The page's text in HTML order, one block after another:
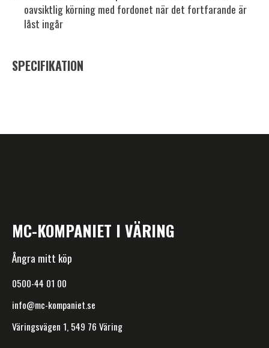
oavsiktlig körning med fordonet när det fortfarande är
låst ingår
SPECIFIKATION
MC-KOMPANIET I VÄRING
Ångra mitt köp
0500-44 01 00
info@mc-kompaniet.se
Väringsvägen 1, 549 76 Väring